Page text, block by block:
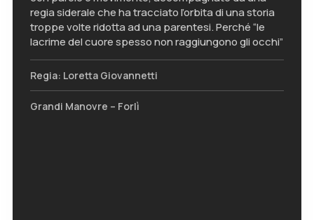
regia siderale che ha tracciato l’orbita di una storia
troppe volte ridotta ad una parentesi. Perché “le
lacrime del cuore spesso non raggiungono gli occhi”
Regia: Loretta Giovannetti
Grandi Manovre – Forlì